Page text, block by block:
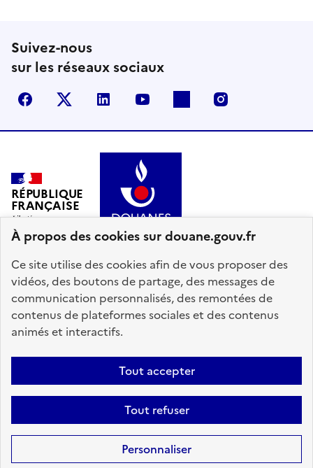
À propos des cookies sur douane.gouv.fr
Ce site utilise des cookies afin de vous proposer des
vidéos, des boutons de partage, des messages de
communication personnalisés, des remontées de
contenus de plateformes sociales et des contenus
animés et interactifs.
Tout accepter
Tout refuser
Personnaliser
Suivez-nous
sur les réseaux sociaux
FacebookX (anciennement Twitter)
LinkedIn Flickr
RÉPUBLIQUE
FRANÇAISE
info.gouv.fr
service-public.gouv.fr
legifrance.gouv.fr
Accessibilité : partiellement conforme
Données personnelles
Gestion des cookies
les contenus de ce site sont proposés souslicence etalab-2.0